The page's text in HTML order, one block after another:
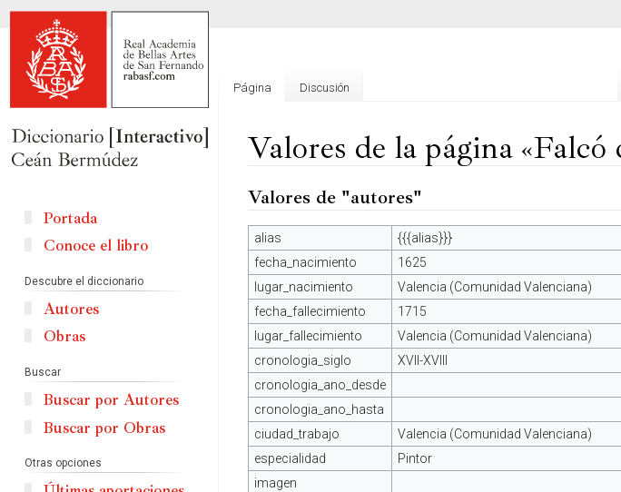
Valores de la página
Ir
la
navegación
Ir
la
búsqueda
Valores de "autores"
alias
{{{alias}}}
fecha_nacimiento
1625
lugar_nacimiento
Valencia (Comunidad Valenciana)
fecha_fallecimiento
1715
lugar_fallecimiento
Valencia (Comunidad Valenciana)
cronologia_siglo
XVII-XVIII
cronologia_ano_desde
cronologia_ano_hasta
ciudad_trabajo
Valencia (Comunidad Valenciana)
especialidad
Pintor
imagen
Página Discusión
Portada
Conoce el libro
Descubre el diccionario
Autores
Obras
Buscar
Buscar por Autores
Buscar por Obras
Otras opciones